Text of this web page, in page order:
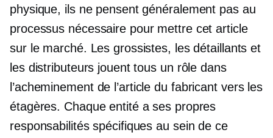
physique, ils ne pensent généralement pas au
processus nécessaire pour mettre cet article
sur le marché. Les grossistes, les détaillants et
les distributeurs jouent tous un rôle dans
l’acheminement de l’article du fabricant vers les
étagères. Chaque entité a ses propres
responsabilités spécifiques au sein de ce